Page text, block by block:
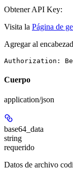
Obtener API Key:
Visita la Página de
Agregar al
Authorization:
Cuerpo
application/json
base64_data
string
requerido
Datos de archivo